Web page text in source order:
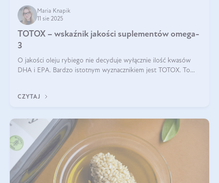
Maria Knapik
11 sie 2025
TOTOX – wskaźnik jakości suplementów omega-
3
O jakości oleju rybiego nie decyduje wyłącznie ilość kwasów
DHA i EPA. Bardzo istotnym wyznacznikiem jest TOTOX. To
CZYTAJ